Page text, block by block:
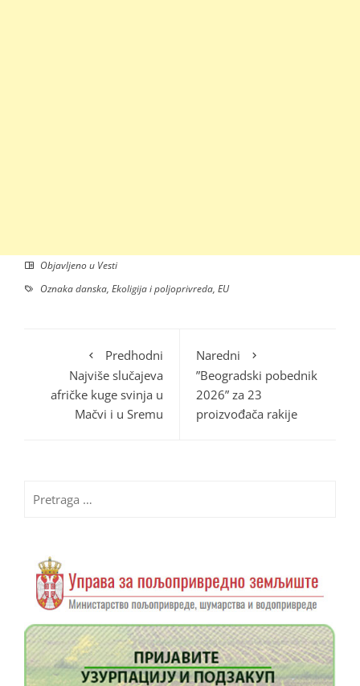
Objavljeno u Vesti
Oznakadanska, Ekoligija i poljoprivreda, EU
Predhodni
Najviše slučajeva
afričke kuge svinja u
Mačvi i u Sremu
Naredni
”Beogradski pobednik
2026” za 23
proizvođača rakije
za: